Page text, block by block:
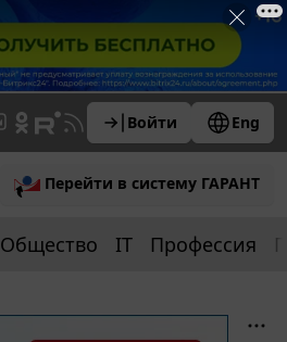
Войти Eng
Перейти в систему ГАРАНТ
Общество IT Профессия